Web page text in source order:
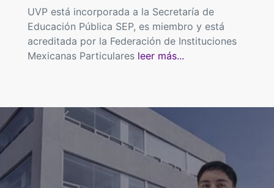
UVP está incorporada a la Secretaría de
Educación Pública SEP, es miembro y está
acreditada por la Federación de Instituciones
Mexicanas Particulares leer más...